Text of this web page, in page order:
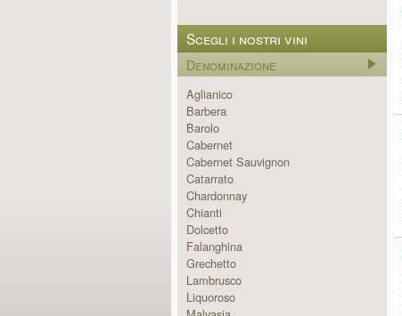
Scegli i nostri vini
Denominazione
Aglianico
Barbera
Barolo
Cabernet
Cabernet Sauvignon
Catarrato
Chardonnay
Chianti
Dolcetto
Falanghina
Grechetto
Lambrusco
Liquoroso